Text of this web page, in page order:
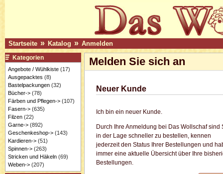
Startseite » Katalog » Anmelden
Melden Sie sich an
Neuer Kunde
Ich bin ein neuer Kunde.
Durch Ihre Anmeldung bei Das Wollschaf sind
in der Lage schneller zu bestellen, kennen
jederzeit den Status Ihrer Bestellungen und
immer eine aktuelle Übersicht über Ihre
Bestellungen.
Kategorien
Angebote / Wühlkiste(17)
Ausgepacktes (8)
Bastelpackungen(32)
Bücher->(78)
Färben und Pflegen->(107)
Fasern->(635)
Filzen(22)
Garne->(892)
Geschenkeshop->(143)
Kardieren->(51)
Spinnen->(263)
Stricken und Häkeln(69)
Weben->(207)